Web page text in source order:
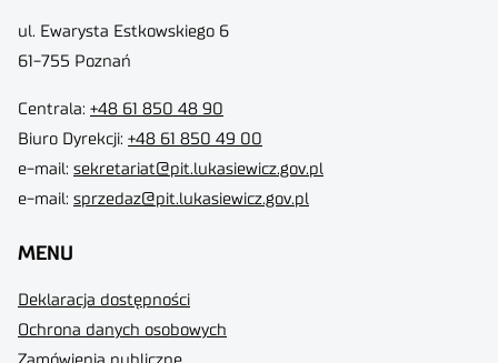
ul. Ewarysta Estkowskiego 6
61-755 Poznań
Centrala: +48 61 850 48 90
Biuro Dyrekcji: +48 61 850 49 00
e-mail: sekretariat@pit.lukasiewicz.gov.pl
e-mail: sprzedaz@pit.lukasiewicz.gov.pl
MENU
Deklaracja dostępności
Ochrona danych osobowych